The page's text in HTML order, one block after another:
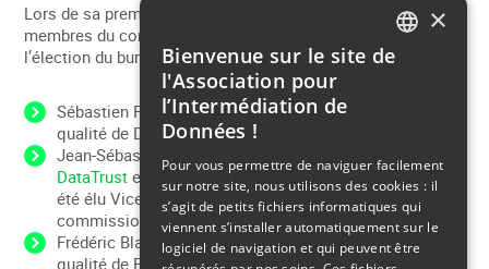
Lors de sa première réunion, le 28 novembre 2023, les
membres du conseil d’administration d’AID ont procédé à
l’élection du bureau :
Sébastien Picardat, représentantAgdatahub
qualité de Directeur général a été élu Président d’AID
Jean-Sébastien Mackiewicz, représentant
Hub One
DataTrusten sa qualité de Directeur général exécutif, a
été élu Vice-Président d’AID et Président de la
commission des usages numériques
Frédéric Blavoux, représentantApidae Tourismeen sa
qualité de Président Directeur général, a été élu
×
Bienvenue sur le site de
l'Association pour
l’Intermédiation de
Données !
Pour vous permettre de naviguer facilement
sur notre site, nous utilisons des cookies : il
s’agit de petits fichiers informatiques qui
viennent s’installer automatiquement sur le
logiciel de navigation et qui peuvent être